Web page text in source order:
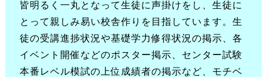
皆明るく一丸となって生徒に声掛けをし、生徒に
とって親しみ易い校舎作りを目指しています。生
徒の受講進捗状況や基礎学力修得状況の掲示、各
イベント開催などのポスター掲示、センター試験
本番レベル模試の上位成績者の掲示など、モチベ